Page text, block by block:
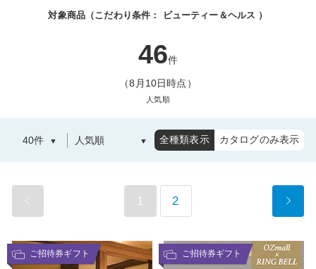
対象商品（こだわり条件： ビューティー＆ヘルス ）
46件
（8月10日時点）
人気順
全種類表示 カタログのみ表示
1 2
ご招待券ギフト ご招待券ギフト